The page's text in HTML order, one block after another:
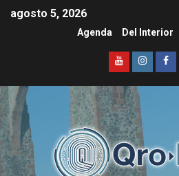
agosto 5, 2026
Agenda Del Interior